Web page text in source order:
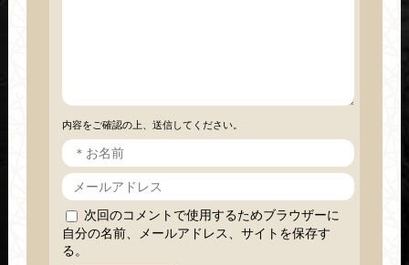
内容をご確認の上、送信してください。
次回のコメントで使用するためブラウザーに
自分の名前、メールアドレス、サイトを保存す
る。